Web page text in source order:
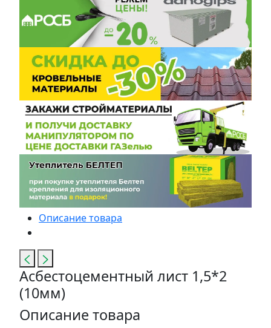
Описание товара
Асбестоцементный лист 1,5*2
(10мм)
Описание товара